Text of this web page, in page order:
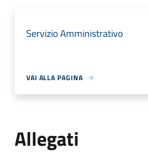
Servizio Amministrativo
VAI ALLA PAGINA
Allegati